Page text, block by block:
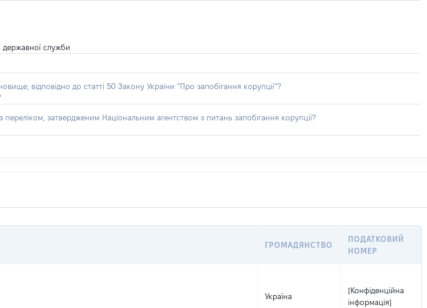
державної служби
відповідно до статті 50 Закону України “Про запобігання корупції”?
затвердженим Національним агентством з питань запобігання корупції?
ГРОМАДЯНСТВО
ПОДАТКОВИЙ
НОМЕР
Україна
[Конфіденційна
інформація]